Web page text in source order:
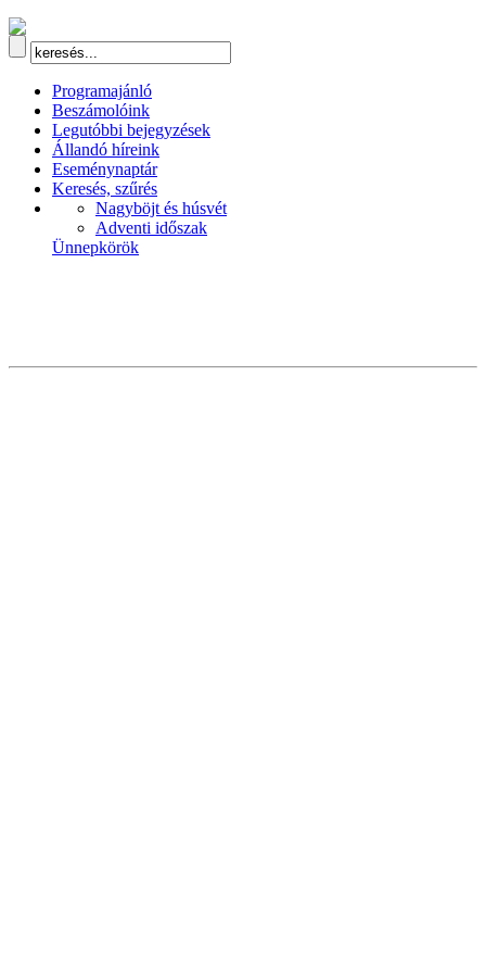
Programajánló
Beszámolóink
Legutóbbi bejegyzések
Állandó híreink
Eseménynaptár
Keresés, szűrés
Nagyböjt és húsvét
Adventi időszak
Ünnepkörök